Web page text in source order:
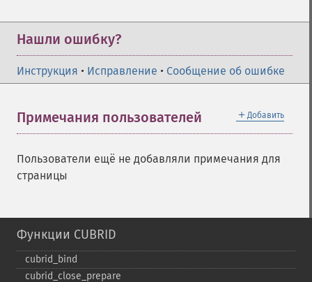
Нашли ошибку?
Инструкция • Исправление • Сообщение об ошибке
＋ Добавить
Примечания пользователей
Пользователи ещё не добавляли примечания для
страницы
Функции CUBRID
cubrid_​bind
cubrid_​close_​prepare